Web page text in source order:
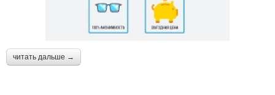
читать дальше →